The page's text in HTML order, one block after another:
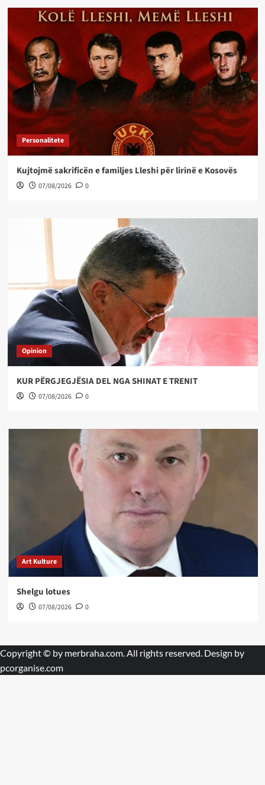
Personalitete
Kujtojmë sakrificën e familjes Lleshi për lirinë e Kosovës
07/08/2026 0
Opinion
KUR PËRGJEGJËSIA DEL NGA SHINAT E TRENIT
07/08/2026 0
Art Kulture
Shelgu lotues
07/08/2026 0
Copyright © by merbraha.com. All rights reserved. Design by
pcorganise.com